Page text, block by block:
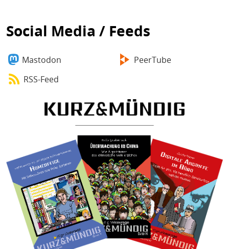
Social Media / Feeds
Mastodon
PeerTube
RSS-Feed